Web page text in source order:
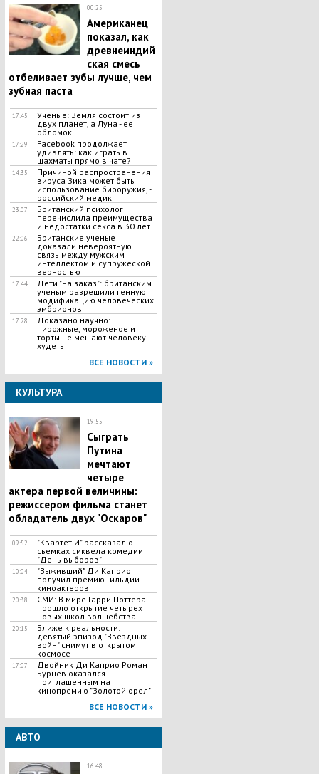
00:25
Американец
показал, как
древнеиндий
ская смесь
отбеливает зубы лучше, чем
зубная паста
17:45
Ученые: Земля состоит из
двух планет, а Луна - ее
обломок
17:29
Facebook продолжает
удивлять: как играть в
шахматы прямо в чате?
14:35
Причиной распространения
вируса Зика может быть
использование биооружия, -
российский медик
23:07
Британский психолог
перечислила преимущества
и недостатки секса в 30 лет
22:06
Британские ученые
доказали невероятную
связь между мужским
интеллектом и супружеской
верностью
17:44
Дети "на заказ": британским
ученым разрешили генную
модификацию человеческих
эмбрионов
17:28
Доказано научно:
пирожные, мороженое и
торты не мешают человеку
худеть
ВСЕ НОВОСТИ »
КУЛЬТУРА
19:55
Сыграть
Путина
мечтают
четыре
актера первой величины:
режиссером фильма станет
обладатель двух "Оскаров"
09:52
"Квартет И" рассказал о
съемках сиквела комедии
"День выборов"
10:04
"Выживший" Ди Каприо
получил премию Гильдии
киноактеров
20:38
СМИ: В мире Гарри Поттера
прошло открытие четырех
новых школ волшебства
20:15
Ближе к реальности:
девятый эпизод "Звездных
войн" снимут в открытом
космосе
17:07
Двойник Ди Каприо Роман
Бурцев оказался
приглашенным на
кинопремию "Золотой орел"
ВСЕ НОВОСТИ »
АВТО
16:48